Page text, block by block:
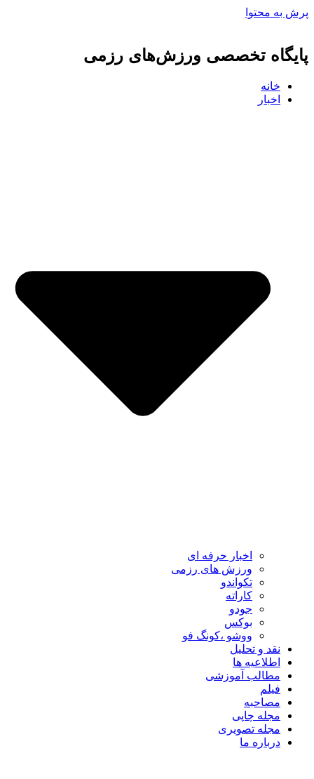
پرش به محتوا
پایگاه تخصصی ورزش‌های رزمی
خانه
اخبار
اخبار حرفه ای
ورزش های رزمی
تکواندو
کاراته
جودو
بوکس
ووشو ،کونگ فو
نقد و تحلیل
اطلاعیه ها
مطالب آموزشی
فیلم
مصاحبه
مجله چاپی
مجله تصویری
درباره ما